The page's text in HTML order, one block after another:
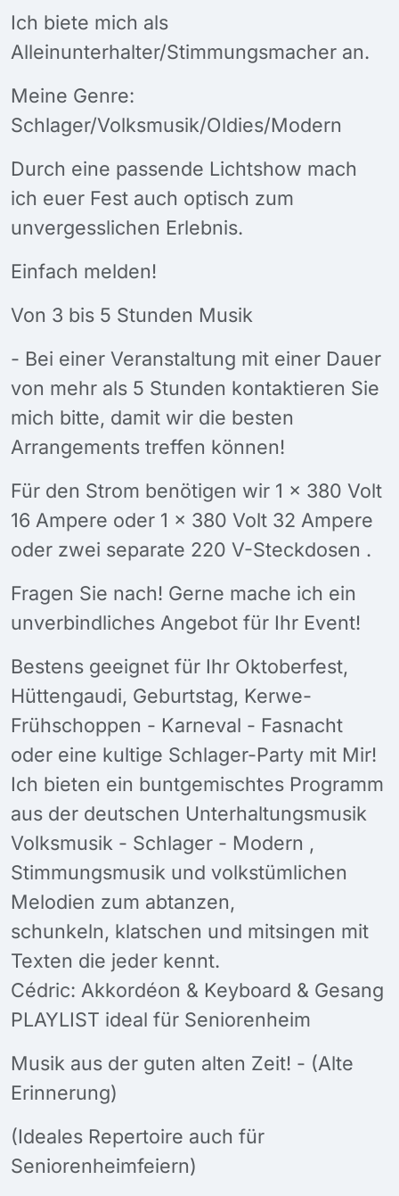
Ich biete mich als
Alleinunterhalter/Stimmungsmacher an.
Meine Genre:
Schlager/Volksmusik/Oldies/Modern
Durch eine passende Lichtshow mach
ich euer Fest auch optisch zum
unvergesslichen Erlebnis.
Einfach melden!
Von 3 bis 5 Stunden Musik
- Bei einer Veranstaltung mit einer Dauer
von mehr als 5 Stunden kontaktieren Sie
mich bitte, damit wir die besten
Arrangements treffen können!
Für den Strom benötigen wir 1 x 380 Volt
16 Ampere oder 1 x 380 Volt 32 Ampere
oder zwei separate 220 V-Steckdosen .
Fragen Sie nach! Gerne mache ich ein
unverbindliches Angebot für Ihr Event!
Bestens geeignet für Ihr Oktoberfest,
Hüttengaudi, Geburtstag, Kerwe-
Frühschoppen - Karneval - Fasnacht
oder eine kultige Schlager-Party mit Mir!
Ich bieten ein buntgemischtes Programm
aus der deutschen Unterhaltungsmusik
Volksmusik - Schlager - Modern ,
Stimmungsmusik und volkstümlichen
Melodien zum abtanzen,
schunkeln, klatschen und mitsingen mit
Texten die jeder kennt.
Cédric: Akkordéon & Keyboard & Gesang
PLAYLIST ideal für Seniorenheim
Musik aus der guten alten Zeit! - (Alte
Erinnerung)
(Ideales Repertoire auch für
Seniorenheimfeiern)